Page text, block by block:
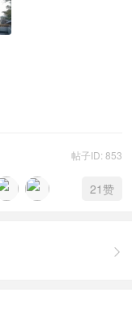
帖子ID: 853
21赞
